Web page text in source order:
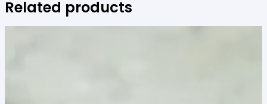
Related products